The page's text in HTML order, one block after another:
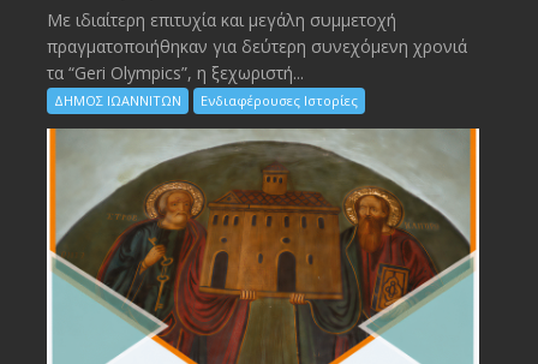
Με ιδιαίτερη επιτυχία και μεγάλη συμμετοχή
πραγματοποιήθηκαν για δεύτερη συνεχόμενη χρονιά
τα “Geri Olympics”, η ξεχωριστή...
ΔΗΜΟΣ ΙΩΑΝΝΙΤΩΝ Ενδιαφέρουσες Ιστορίες